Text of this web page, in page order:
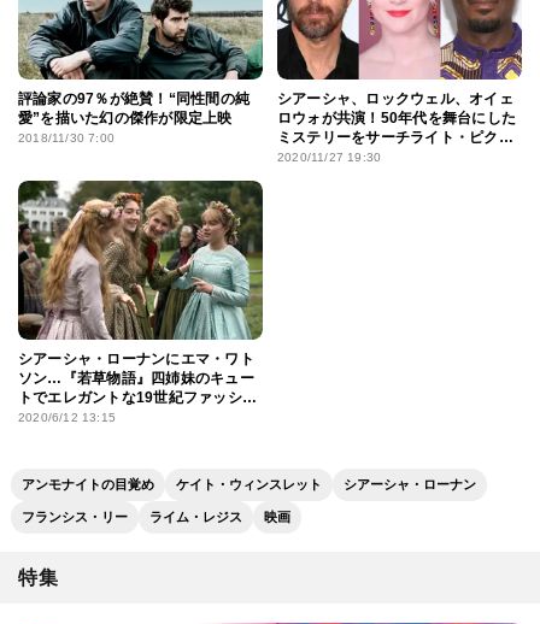
評論家の97％が絶賛！“同性間の純
愛”を描いた幻の傑作が限定上映
2018/11/30 7:00
シアーシャ、ロックウェル、オイェ
ロウォが共演！50年代を舞台にした
ミステリーをサーチライト・ピク
チャーズが製作
2020/11/27 19:30
シアーシャ・ローナンにエマ・ワト
ソン…『若草物語』四姉妹のキュー
トでエレガントな19世紀ファッショ
ン！
2020/6/12 13:15
アンモナイトの目覚め ケイト・ウィンスレット シアーシャ・ローナン
フランシス・リー ライム・レジス 映画
特集